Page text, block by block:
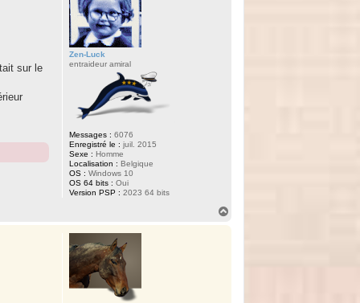
Zen-Luck
entraideur amiral
Messages : 6076
Enregistré le : juil. 2015
Sexe : Homme
Localisation : Belgique
OS : Windows 10
OS 64 bits : Oui
Version PSP : 2023 64 bits
sur le